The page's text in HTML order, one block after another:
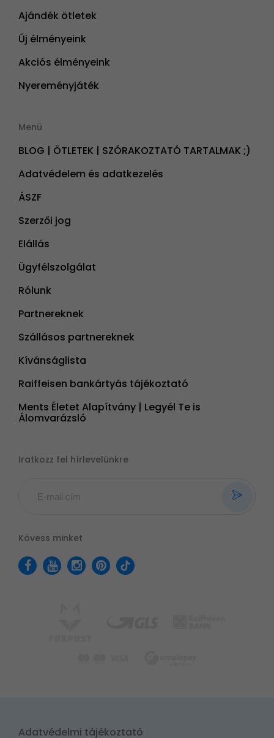
Ajándék ötletek
Új élményeink
Akciós élményeink
Nyereményjáték
Menü
BLOG | ÖTLETEK | SZÓRAKOZTATÓ TARTALMAK ;)
Adatvédelem és adatkezelés
ÁSZF
Szerzői jog
Elállás
Ügyfélszolgálat
Rólunk
Partnereknek
Szállásos partnereknek
Kívánságlista
Raiffeisen bankártyás tájékoztató
Ments Életet Alapítvány | Legyél Te is
Álomvarázsló
Iratkozz fel hírlevelünkre
Kövess minket
Adatvédelmi tájékoztató